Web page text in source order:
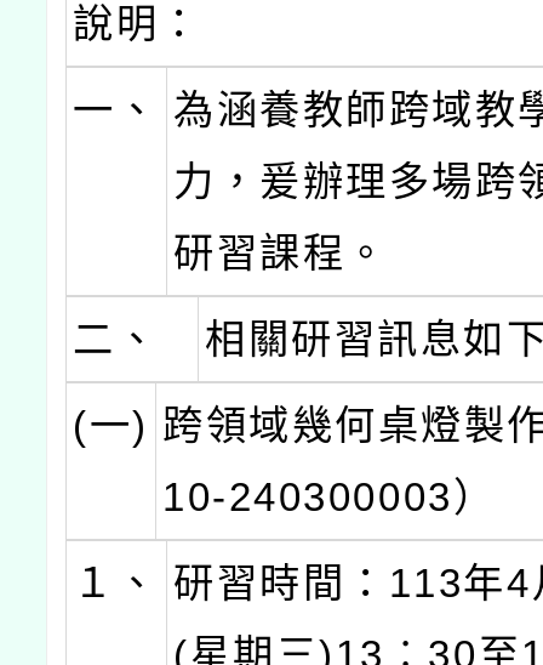
說明：
一、
為涵養教師跨域教
力，爰辦理多場跨
研習課程。
二、
相關研習訊息如
(一) 跨領域幾何桌燈製
10-240300003）
１、
研習時間：113年
(星期三)13︰30至